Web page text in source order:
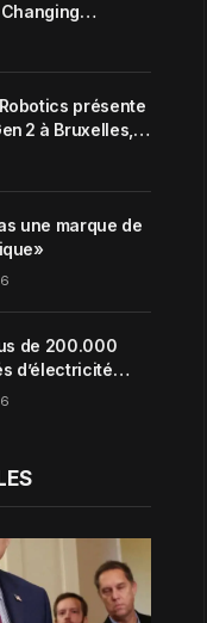
Habits in the
présente
2 à Bruxelles,
le
une marque de
de 200.000
d’électricité
de Zaporijjia